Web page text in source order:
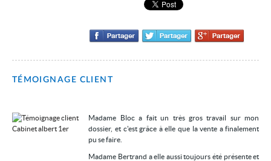
TÉMOIGNAGE CLIENT
Madame Bloc a fait un très gros travail sur mon
dossier, et c'est grâce à elle que la vente a finalement
pu se faire.
Madame Bertrand a elle aussi toujours été présente et